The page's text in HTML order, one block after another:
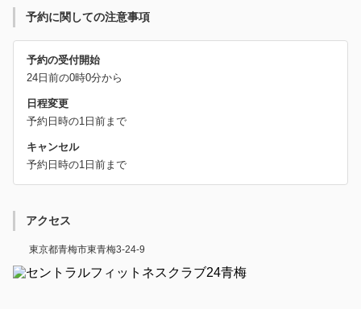
予約に関しての注意事項
予約の受付開始
24日前の0時0分から
日程変更
予約日時の1日前まで
キャンセル
予約日時の1日前まで
アクセス
東京都青梅市東青梅3-24-9